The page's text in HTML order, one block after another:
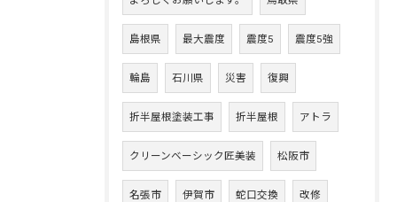
島根県 最大震度 震度5 震度5強
輪島 石川県 災害 復興
折半屋根塗装工事 折半屋根 アトラ
クリーンベーシック匠美装 松阪市
名張市 伊賀市 蛇口交換 改修